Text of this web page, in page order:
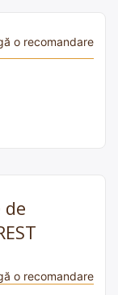
o recomandare
o recomandare